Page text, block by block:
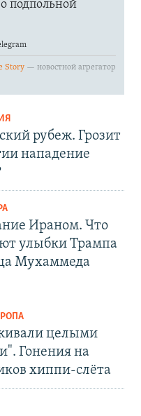
рубеж. Грозит
нападение
Ираном. Что
улыбки Трампа
Мухаммеда
целыми
Гонения на
хиппи-слёта